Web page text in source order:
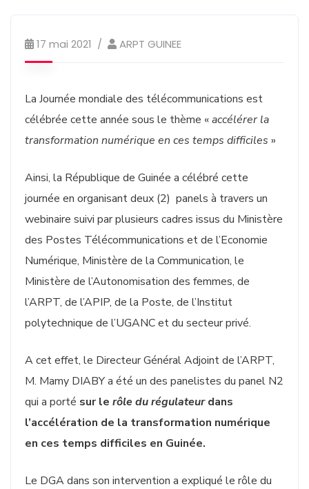
17 mai 2021 ARPT GUINEE
La Journée mondiale des télécommunications est
célébrée cette année sous le thème «accélérer la
transformation numérique en ces temps difficiles »
Ainsi, la République de Guinée a célébré cette
journée en organisant deux (2) panels à travers un
webinaire suivi par plusieurs cadres issus du Ministère
des Postes Télécommunications et de l’Economie
Numérique, Ministère de la Communication, le
Ministère de l’Autonomisation des femmes, de
l’ARPT, de l’APIP, de la Poste, de l’Institut
polytechnique de l’UGANC et du secteur privé.
A cet effet, le Directeur Général Adjoint de l’ARPT,
M. Mamy DIABY a été un des panelistes du panel N2
qui a porté sur le rôle du régulateurdans
l’accélération de la transformation numérique
en ces temps difficiles en Guinée.
Le DGA dans son intervention a expliqué le rôle du